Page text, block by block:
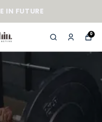
IN FUTURE
0